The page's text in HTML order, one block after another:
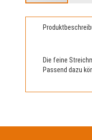
Anfang
Die feine
Passend dazu